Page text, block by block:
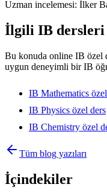
Uzman incelemesi: İlker
İlgili IB dersleri
Bu konuda online IB özel
uygun deneyimli bir IB
IB Mathematics
IB Physics özel ders
IB Chemistry özel
Tüm blog yazıları
İçindekiler